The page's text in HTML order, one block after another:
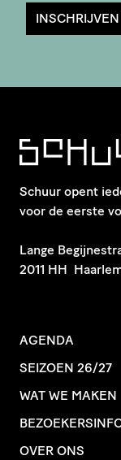
INSCHRIJVEN
Schuur opent
voor de eerste
​Lange
2011 HH
AGENDA
SEIZOEN 26/27
WAT WE MAKEN
OVER ONS